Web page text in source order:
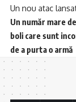
Un nou atac
Un număr mare
boli care sunt
de a purta o armă